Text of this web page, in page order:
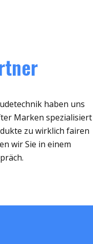
haben uns
Marken spezialisiert
zu wirklich fairen
wir Sie in einem